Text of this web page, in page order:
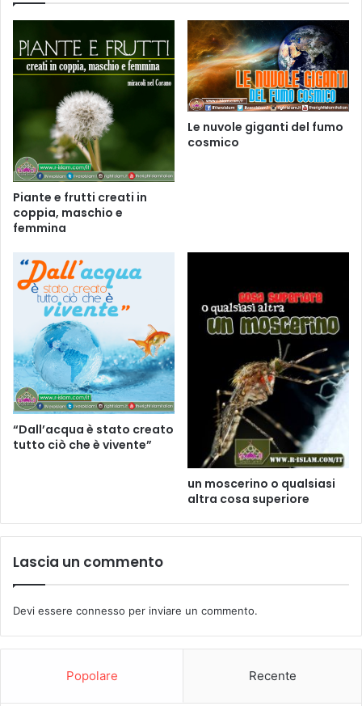
Piante e frutti creati in
coppia, maschio e
femmina
Le nuvole giganti del fumo
cosmico
“Dall’acqua è stato creato
tutto ciò che è vivente”
un moscerino o qualsiasi
altra cosa superiore
Lascia un commento
Devi essere connesso per inviare un commento.
Popolare Recente